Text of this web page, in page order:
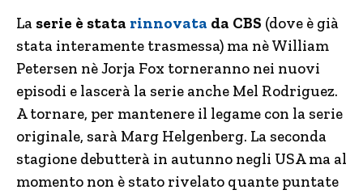
La serie è stata rinnovata da CBS (dove è già
stata interamente trasmessa) ma nè William
Petersen nè Jorja Fox torneranno nei nuovi
episodi e lascerà la serie anche Mel Rodriguez.
A tornare, per mantenere il legame con la serie
originale, sarà Marg Helgenberg. La seconda
stagione debutterà in autunno negli USA ma al
momento non è stato rivelato quante puntate